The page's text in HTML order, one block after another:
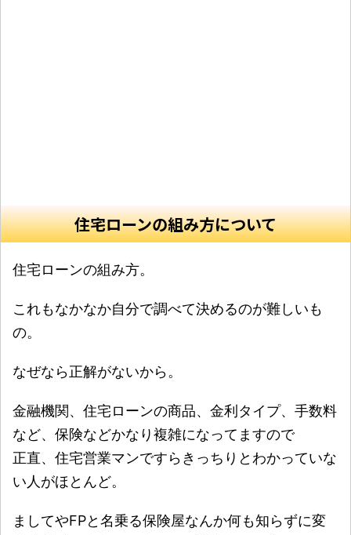
住宅ローンの組み方について
住宅ローンの組み方。
これもなかなか自分で調べて決めるのが難しいも
の。
なぜなら正解がないから。
金融機関、住宅ローンの商品、金利タイプ、手数料
など、保険などかなり複雑になってますので
正直、住宅営業マンですらきっちりとわかっていな
い人がほとんど。
ましてやFPと名乗る保険屋なんか何も知らずに変